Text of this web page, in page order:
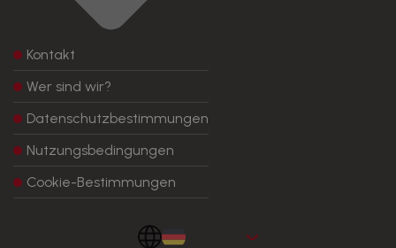
Kontakt
Wer sind wir?
Datenschutzbestimmungen
Nutzungsbedingungen
Cookie-Bestimmungen